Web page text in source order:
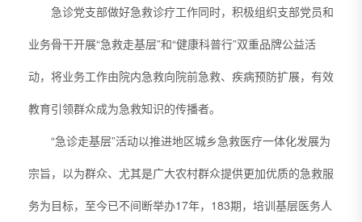
急诊党支部做好急救诊疗工作同时，积极组织支部党员和
业务骨干开展“急救走基层”和“健康科普行”双重品牌公益活
动，将业务工作由院内急救向院前急救、疾病预防扩展，有效
教育引领群众成为急救知识的传播者。
“急诊走基层”活动以推进地区城乡急救医疗一体化发展为
宗旨，以为群众、尤其是广大农村群众提供更加优质的急救服
务为目标，至今已不间断举办17年，183期，培训基层医务人